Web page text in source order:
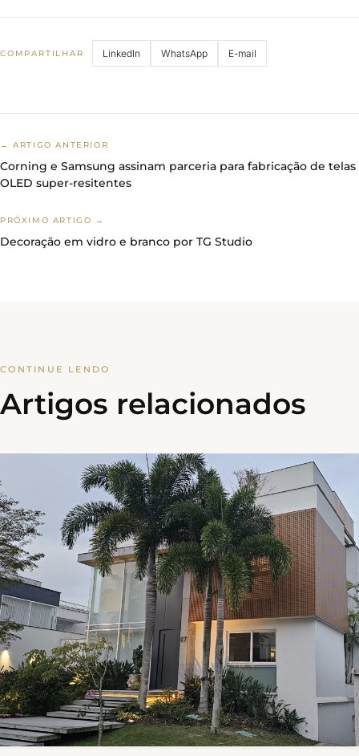
COMPARTILHAR LinkedIn WhatsApp E-mail
← ARTIGO ANTERIOR
Corning e Samsung assinam parceria para fabricação de telas
OLED super-resitentes
PRÓXIMO ARTIGO →
Decoração em vidro e branco por TG Studio
CONTINUE LENDO
Artigos relacionados